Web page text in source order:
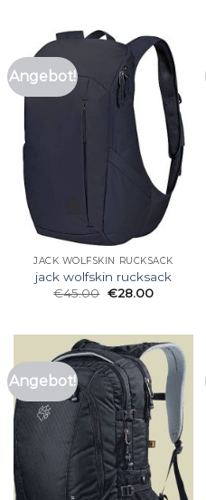
Angebot!
JACK WOLFSKIN RUCKSACK
jack wolfskin rucksack
€45.00 €28.00
Angebot!